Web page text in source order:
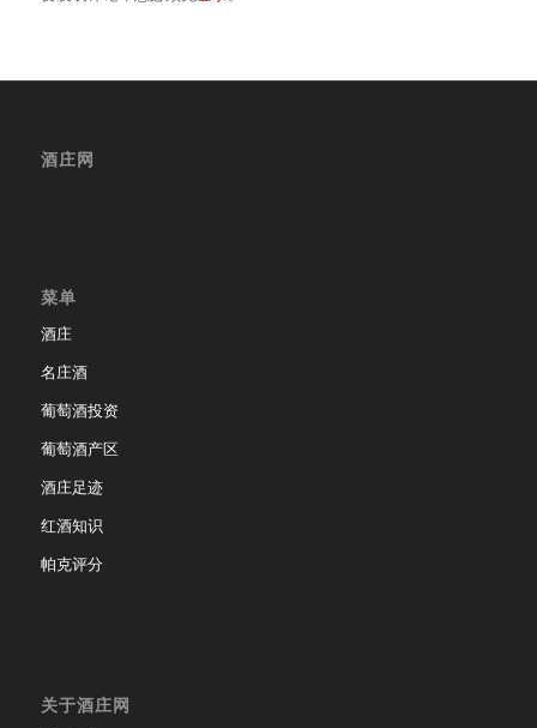
酒庄网
菜单
酒庄
名庄酒
葡萄酒投资
葡萄酒产区
酒庄足迹
红酒知识
帕克评分
关于酒庄网